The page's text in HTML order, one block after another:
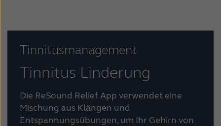
Tinnitusmanagement
Tinnitus Linderung
Die ReSound Relief App verwendet eine
Mischung aus Klängen und
Entspannungsübungen, um Ihr Gehirn von